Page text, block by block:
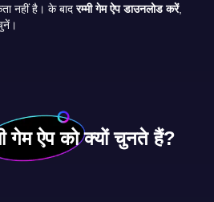
नहीं है। के बादरम्मी गेम ऐप डाउनलोड करें,
गेम ऐप को क्यों चुनते हैं?